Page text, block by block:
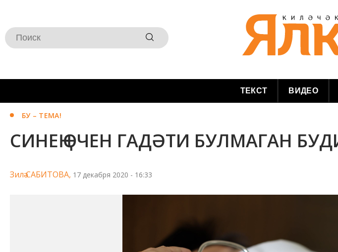
ТЕКСТ ВИДЕО
БУ – ТЕМА!
СИНЕҢ ӨЧЕН ГАДӘТИ БУЛМАГАН
Зилә САБИТОВА, 17 декабря 2020 - 16:33